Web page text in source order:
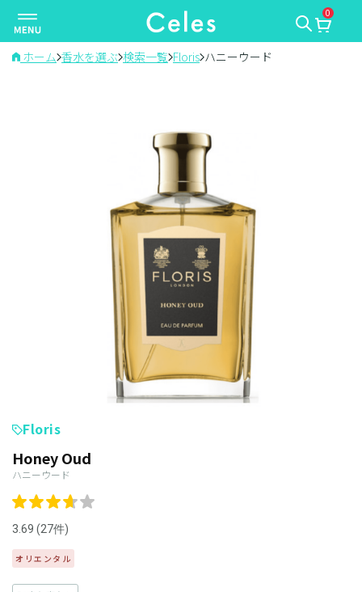
ナ
ビ
ゲ
0
ホーム 香水を選ぶ 検索一覧 Floris ハニーウード
Floris
Honey Oud
ハニーウード
3.69 (27件)
オリエンタル